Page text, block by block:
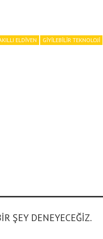
ELDIVEN GIYILEBILIR TEKNOLOJI
ŞEY DENEYECEĞIZ.